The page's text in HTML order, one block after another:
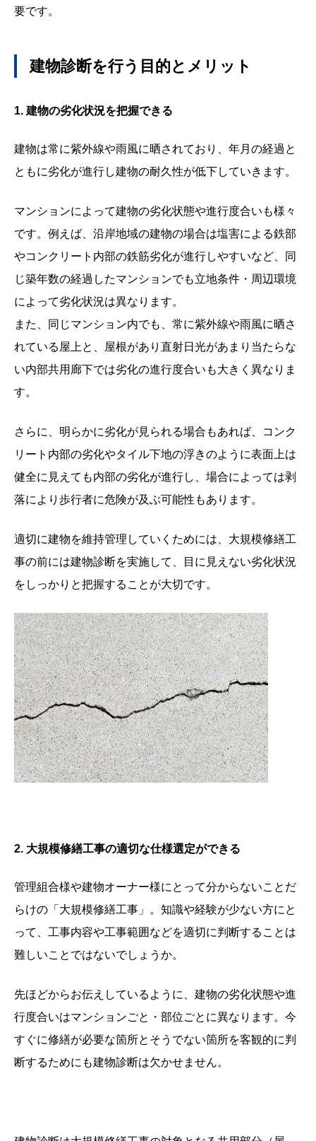
要です。
建物診断を行う目的とメリット
1. 建物の劣化状況を把握できる
建物は常に紫外線や雨風に晒されており、年月の経過と
ともに劣化が進行し建物の耐久性が低下していきます。
マンションによって建物の劣化状態や進行度合いも様々
です。例えば、沿岸地域の建物の場合は塩害による鉄部
やコンクリート内部の鉄筋劣化が進行しやすいなど、同
じ築年数の経過したマンションでも立地条件・周辺環境
によって劣化状況は異なります。
また、同じマンション内でも、常に紫外線や雨風に晒さ
れている屋上と、屋根があり直射日光があまり当たらな
い内部共用廊下では劣化の進行度合いも大きく異なりま
す。
さらに、明らかに劣化が見られる場合もあれば、コンク
リート内部の劣化やタイル下地の浮きのように表面上は
健全に見えても内部の劣化が進行し、場合によっては剥
落により歩行者に危険が及ぶ可能性もあります。
適切に建物を維持管理していくためには、大規模修繕工
事の前には建物診断を実施して、目に見えない劣化状況
をしっかりと把握することが大切です。
2. 大規模修繕工事の適切な仕様選定ができる
管理組合様や建物オーナー様にとって分からないことだ
らけの「大規模修繕工事」。知識や経験が少ない方にと
って、工事内容や工事範囲などを適切に判断することは
難しいことではないでしょうか。
先ほどからお伝えしているように、建物の劣化状態や進
行度合いはマンションごと・部位ごとに異なります。 今
すぐに修繕が必要な箇所とそうでない箇所を客観的に判
断するためにも建物診断は欠かせません。